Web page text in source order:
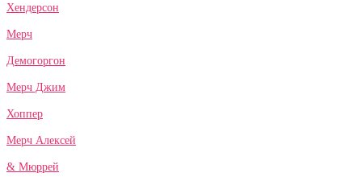
Хендерсон
Мерч
Демогоргон
Мерч Джим
Хоппер
Мерч Алексей
& Мюррей